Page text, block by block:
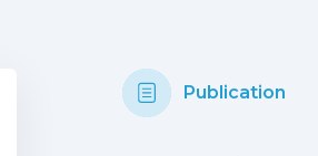
Publication